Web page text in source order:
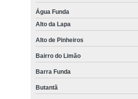
Água Funda
Alto da Lapa
Alto de Pinheiros
Bairro do Limão
Barra Funda
Butantã